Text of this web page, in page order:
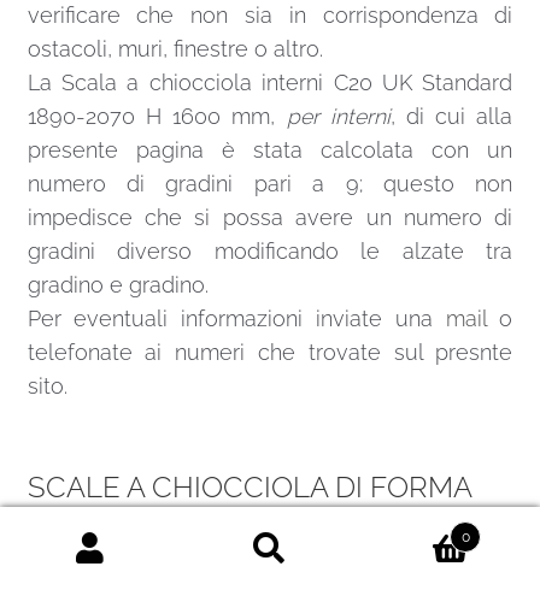
verificare che non sia in corrispondenza di
ostacoli, muri, finestre o altro.
La Scala a chiocciola interni C20 UK Standard
1890-2070 H 1600 mm, per interni, di cui alla
presente pagina è stata calcolata con un
numero di gradini pari a 9; questo non
impedisce che si possa avere un numero di
gradini diverso modificando le alzate tra
gradino e gradino.
Per eventuali informazioni inviate una mail o
telefonate ai numeri che trovate sul presnte
sito.
SCALE A CHIOCCIOLA DI FORMA
La principale differenza, da cui derivano anche
0